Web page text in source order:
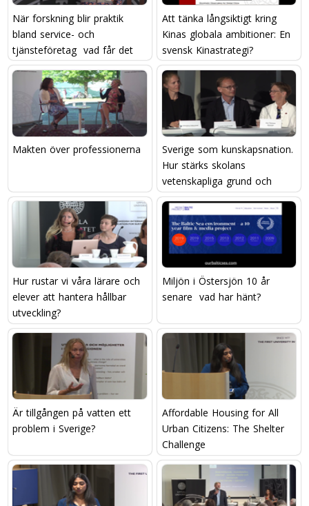
När forskning blir praktik
bland service- och
tjänsteföretag  vad får det
att hända?
Att tänka långsiktigt kring
Kinas globala ambitioner: En
svensk Kinastrategi?
Makten över professionerna
Sverige som kunskapsnation.
Hur stärks skolans
vetenskapliga grund och
läraryrkets attraktivitet?
Hur rustar vi våra lärare och
elever att hantera hållbar
utveckling?
Miljön i Östersjön 10 år
senare  vad har hänt?
Är tillgången på vatten ett
problem i Sverige?
Affordable Housing for All
Urban Citizens: The Shelter
Challenge